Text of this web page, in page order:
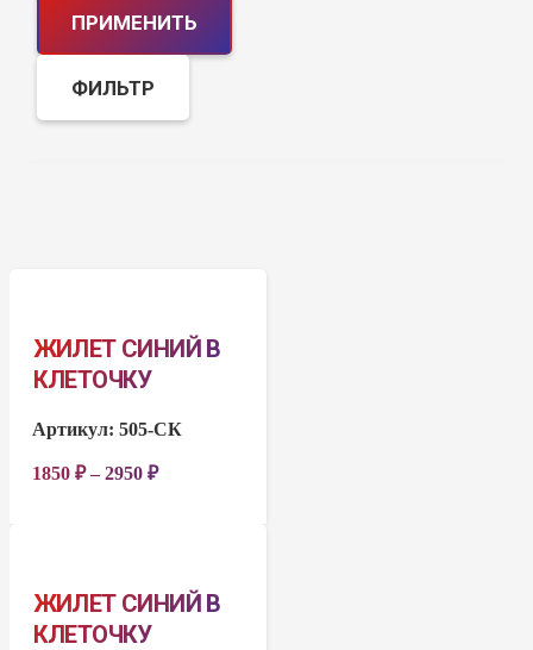
ПРИМЕНИТЬ
ФИЛЬТР
ЖИЛЕТ СИНИЙ В
КЛЕТОЧКУ
Артикул:505-СК
1850₽–2950₽
ЖИЛЕТ СИНИЙ В
КЛЕТОЧКУ